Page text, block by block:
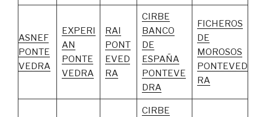
ASNEF
PONTE
VEDRA
EXPERI
AN
PONTE
VEDRA
RAI
PONT
EVED
RA
CIRBE
BANCO
DE
ESPAÑA
PONTEVE
DRA
FICHEROS
DE
MOROSOS
PONTEVED
RA
CIRBE